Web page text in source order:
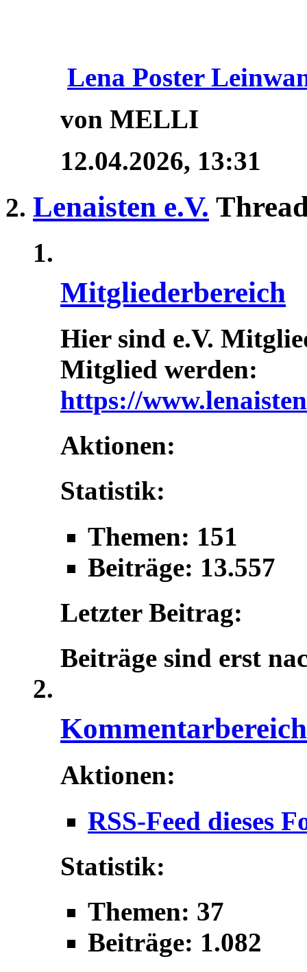
Lena Poster
von MELLI
12.04.2026, 13:31
Lenaisten e.V.
Mitgliederbereich
Hier sind e.V.
Mitglied werden:
https://
Aktionen:
Statistik:
Themen: 151
Beiträge: 13.557
Letzter Beitrag:
Beiträge sind erst
Aktionen:
RSS-Feed dieses
Statistik:
Themen: 37
Beiträge: 1.082